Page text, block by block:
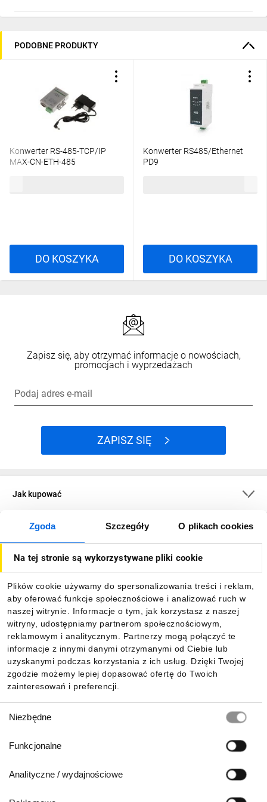
Zgoda Szczegóły O plikach cookies
Na tej stronie są wykorzystywane pliki cookie
Plików cookie używamy do spersonalizowania treści i reklam,
aby oferować funkcje społecznościowe i analizować ruch w
naszej witrynie. Informacje o tym, jak korzystasz z naszej
witryny, udostępniamy partnerom społecznościowym,
reklamowym i analitycznym. Partnerzy mogą połączyć te
informacje z innymi danymi otrzymanymi od Ciebie lub
uzyskanymi podczas korzystania z ich usług. Dzięki Twojej
zgodzie możemy lepiej dopasować ofertę do Twoich
zainteresowań i preferencji.
zgody
Niezbędne
Funkcjonalne
Analityczne / wydajnościowe
PODOBNE PRODUKTY
Konwerter RS-485-TCP/IP
MAX-CN-ETH-485
DO KOSZYKA
Konwerter RS485/Ethernet
PD9
DO KOSZYKA
Zapisz się, aby otrzymać informacje o nowościach,
promocjach i wyprzedażach
Podaj adres e-mail
ZAPISZ SIĘ
Jak kupować
O firmie
Informacje
Pobierz naszą aplikację mobilną: